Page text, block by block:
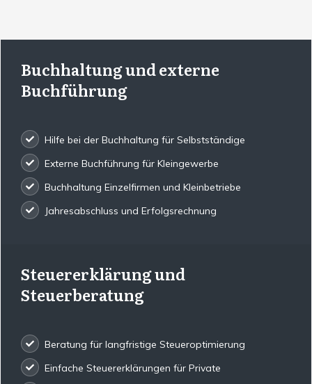
Buchhaltung und externe
Buchführung
Hilfe bei der Buchhaltung für Selbstständige
Externe Buchführung für Kleingewerbe
Buchhaltung Einzelfirmen und Kleinbetriebe
Jahresabschluss und Erfolgsrechnung
Steuererklärung und
Steuerberatung
Beratung für langfristige Steueroptimierung
Einfache Steuererklärungen für Private